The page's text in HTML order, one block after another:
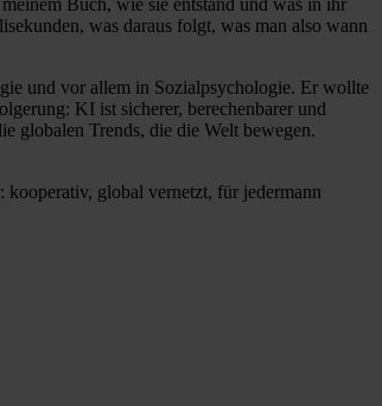
was daraus folgt, was man also wann
und vor allem in Sozialpsychologie. Er wollte
KI ist sicherer, berechenbarer und
globalen Trends, die die Welt bewegen.
kooperativ, global vernetzt, für jedermann